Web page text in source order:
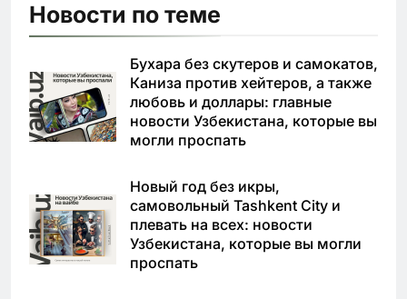
Новости по теме
Бухара без скутеров и самокатов,
Каниза против хейтеров, а также
любовь и доллары: главные
новости Узбекистана, которые вы
могли проспать
Новый год без икры,
самовольный Tashkent City и
плевать на всех: новости
Узбекистана, которые вы могли
проспать